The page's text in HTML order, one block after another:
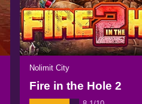
Nolimit City
Fire in the Hole 2